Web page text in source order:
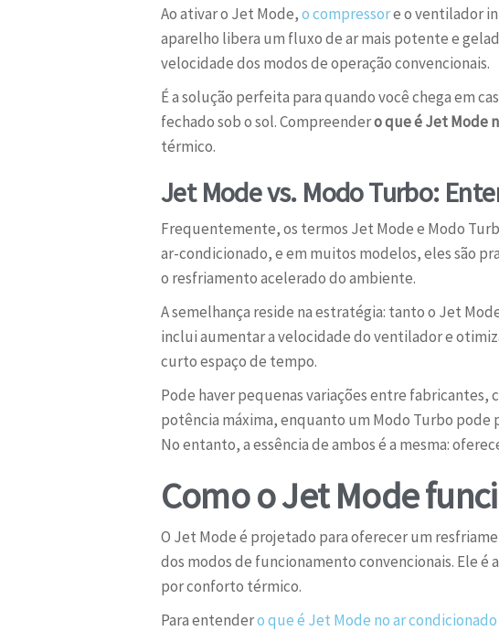
Ao ativar o Jet Mode,o compressore o ventilador
aparelho libera um fluxo de ar mais potente e
velocidade dos modos de operação convencionais.
É a solução perfeita para quando você chega em
fechado sob o sol. Compreendero que é Jet Mode
térmico.
Jet Mode vs. Modo Turbo:
Frequentemente, os termos Jet Mode e Modo
ar-condicionado, e em muitos modelos, eles são
o resfriamento acelerado do ambiente.
A semelhança reside na estratégia: tanto o Jet
inclui aumentar a velocidade do ventilador e
curto espaço de tempo.
Pode haver pequenas variações entre
potência máxima, enquanto um Modo Turbo
No entanto, a essência de ambos é a mesma:
Como o Jet Mode
O Jet Mode é projetado para oferecer um
dos modos de funcionamento convencionais. Ele é
por conforto térmico.
Para entendero que é Jet Mode no ar condicionado